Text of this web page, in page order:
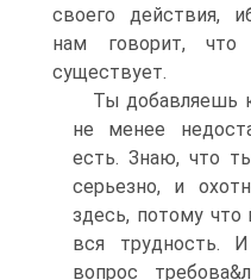
своего действия,
нам говорит, что
существует.
Ты добавляешь
не менее
есть. Знаю, что
серьезно, и
здесь, потому что
вся трудность.
вопрос